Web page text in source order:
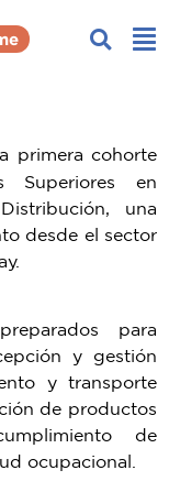
primera cohorte
Superiores en
una
desde el sector
para
y gestión
y transporte
de productos
de
ocupacional.